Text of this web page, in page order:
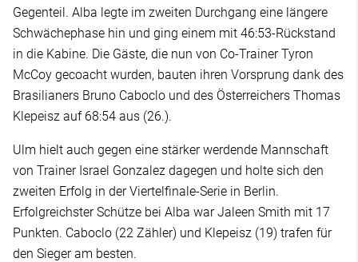
Gegenteil. Alba legte im zweiten Durchgang eine längere
Schwächephase hin und ging einem mit 46:53-Rückstand
in die Kabine. Die Gäste, die nun von Co-Trainer Tyron
McCoy gecoacht wurden, bauten ihren Vorsprung dank des
Brasilianers Bruno Caboclo und des Österreichers Thomas
Klepeisz auf 68:54 aus (26.).
Ulm hielt auch gegen eine stärker werdende Mannschaft
von Trainer Israel Gonzalez dagegen und holte sich den
zweiten Erfolg in der Viertelfinale-Serie in Berlin.
Erfolgreichster Schütze bei Alba war Jaleen Smith mit 17
Punkten. Caboclo (22 Zähler) und Klepeisz (19) trafen für
den Sieger am besten.